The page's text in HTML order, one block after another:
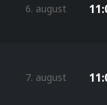
6. august
7. august